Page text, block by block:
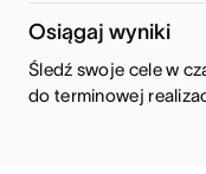
Osiągaj wyniki
Śledź swoje cele w
do terminowej